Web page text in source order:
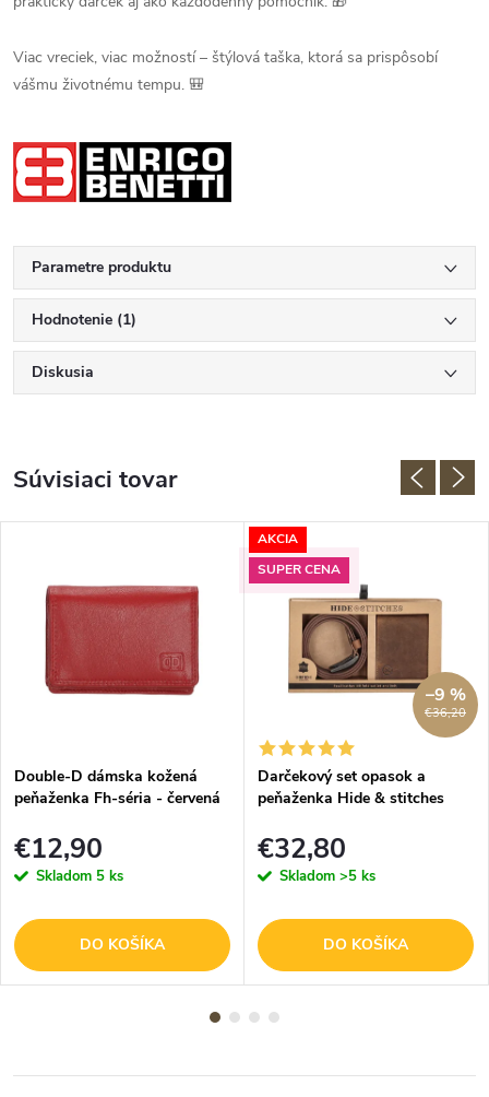
Viac vreciek, viac možností – štýlová taška, ktorá sa prispôsobí
vášmu životnému tempu. 🎒
Parametre produktu
Hodnotenie (1)
Diskusia
Súvisiaci tovar
Double-D dámska kožená
peňaženka Fh-séria - červená
€12,90
Skladom 5 ks
DO KOŠÍKA
AKCIA
SUPER CENA
€36,20
–9 %
Darčekový set opasok a
peňaženka Hide & stitches
€32,80
Skladom >5 ks
DO KOŠÍKA